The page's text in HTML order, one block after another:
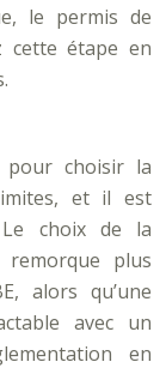
le permis de
cette étape en
choisir la
et il est
choix de la
plus
alors qu’une
avec un
en